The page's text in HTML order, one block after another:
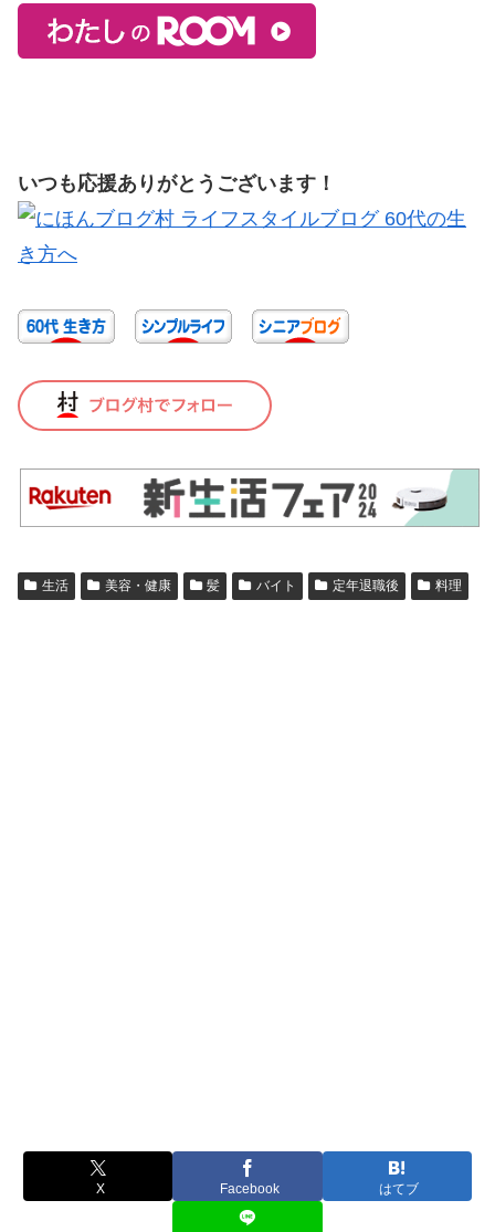
いつも応援ありがとうございます！
生活 美容・健康 髪 バイト 定年退職後 料理
X Facebook はてブ